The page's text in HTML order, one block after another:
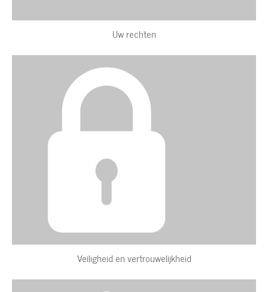
Uw rechten
Veiligheid en vertrouwelijkheid